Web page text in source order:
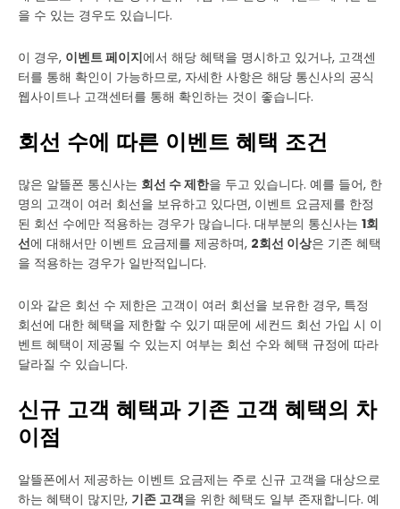
을 수 있는 경우도 있습니다.
이 경우, 이벤트 페이지에서 해당 혜택을 명시하고 있거나, 고객센
터를 통해 확인이 가능하므로, 자세한 사항은 해당 통신사의 공식
웹사이트나 고객센터를 통해 확인하는 것이 좋습니다.
회선 수에 따른 이벤트 혜택 조건
많은 알뜰폰 통신사는 회선 수 제한을 두고 있습니다. 예를 들어, 한
명의 고객이 여러 회선을 보유하고 있다면, 이벤트 요금제를 한정
된 회선 수에만 적용하는 경우가 많습니다. 대부분의 통신사는 1회
선에 대해서만 이벤트 요금제를 제공하며, 2회선 이상은 기존 혜택
을 적용하는 경우가 일반적입니다.
이와 같은 회선 수 제한은 고객이 여러 회선을 보유한 경우, 특정
회선에 대한 혜택을 제한할 수 있기 때문에 세컨드 회선 가입 시 이
벤트 혜택이 제공될 수 있는지 여부는 회선 수와 혜택 규정에 따라
달라질 수 있습니다.
신규 고객 혜택과 기존 고객 혜택의 차
이점
알뜰폰에서 제공하는 이벤트 요금제는 주로 신규 고객을 대상으로
하는 혜택이 많지만, 기존 고객을 위한 혜택도 일부 존재합니다. 예